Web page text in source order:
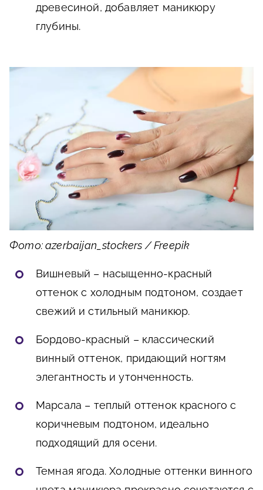
древесиной, добавляет маникюру
глубины.
Фото: azerbaijan_stockers / Freepik
Вишневый – насыщенно-красный
оттенок с холодным подтоном, создает
свежий и стильный маникюр.
Бордово-красный – классический
винный оттенок, придающий ногтям
элегантность и утонченность.
Марсала – теплый оттенок красного с
коричневым подтоном, идеально
подходящий для осени.
Темная ягода. Холодные оттенки винного